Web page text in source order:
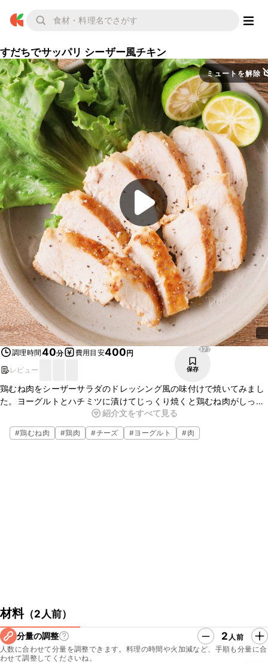
すだちでサッパリ シーザー風チキン
ミュートを解除
調理時間40分 費用目安400円
レビュー
377
保存
鶏むね肉をシーザーサラダのドレッシング風の味付けで焼いてみまし
た。ヨーグルトとハチミツに漬けてじっくり焼くと鶏むね肉がしっと
り柔らかく仕上がります。サラダに加えたり、サンドイッチの具にも
おすすめです。
紹介文をすべて見る
#鶏むね肉 #鶏肉 #チーズ #ヨーグルト #肉
材料（2人前）
分量の調整 2 人前
人数に合わせて分量を調整できます。料理の時間や火加減など、手順も分量に合
わせて調整してくださいね。